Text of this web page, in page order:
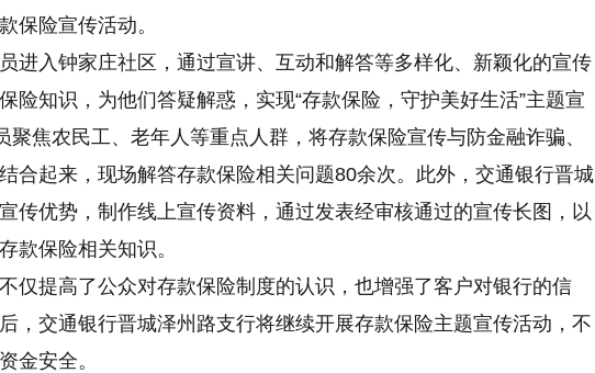
保险宣传活动。
进入钟家庄社区，通过宣讲、互动和解答等多样化、新颖化的宣传
险知识，为他们答疑解惑，实现“存款保险，守护美好生活”主题宣
聚焦农民工、老年人等重点人群，将存款保险宣传与防金融诈骗、
合起来，现场解答存款保险相关问题80余次。此外，交通银行晋城
传优势，制作线上宣传资料，通过发表经审核通过的宣传长图，以
款保险相关知识。
仅提高了公众对存款保险制度的认识，也增强了客户对银行的信
，交通银行晋城泽州路支行将继续开展存款保险主题宣传活动，不
金安全。